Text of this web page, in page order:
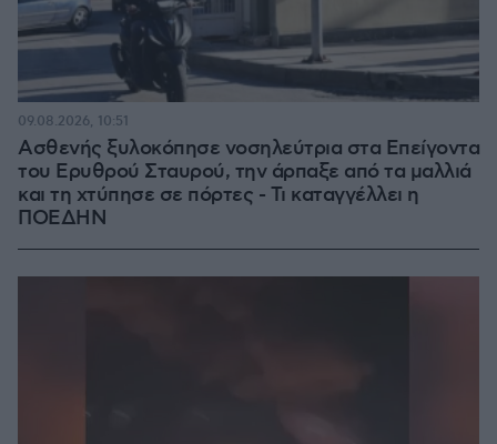
Ασθενής ξυλοκόπησε νοσηλεύτρια στα Επείγοντα
του Ερυθρού Σταυρού, την άρπαξε από τα μαλλιά
και τη χτύπησε σε πόρτες - Τι καταγγέλλει η
ΠΟΕΔΗΝ
09.08.2026, 10:51